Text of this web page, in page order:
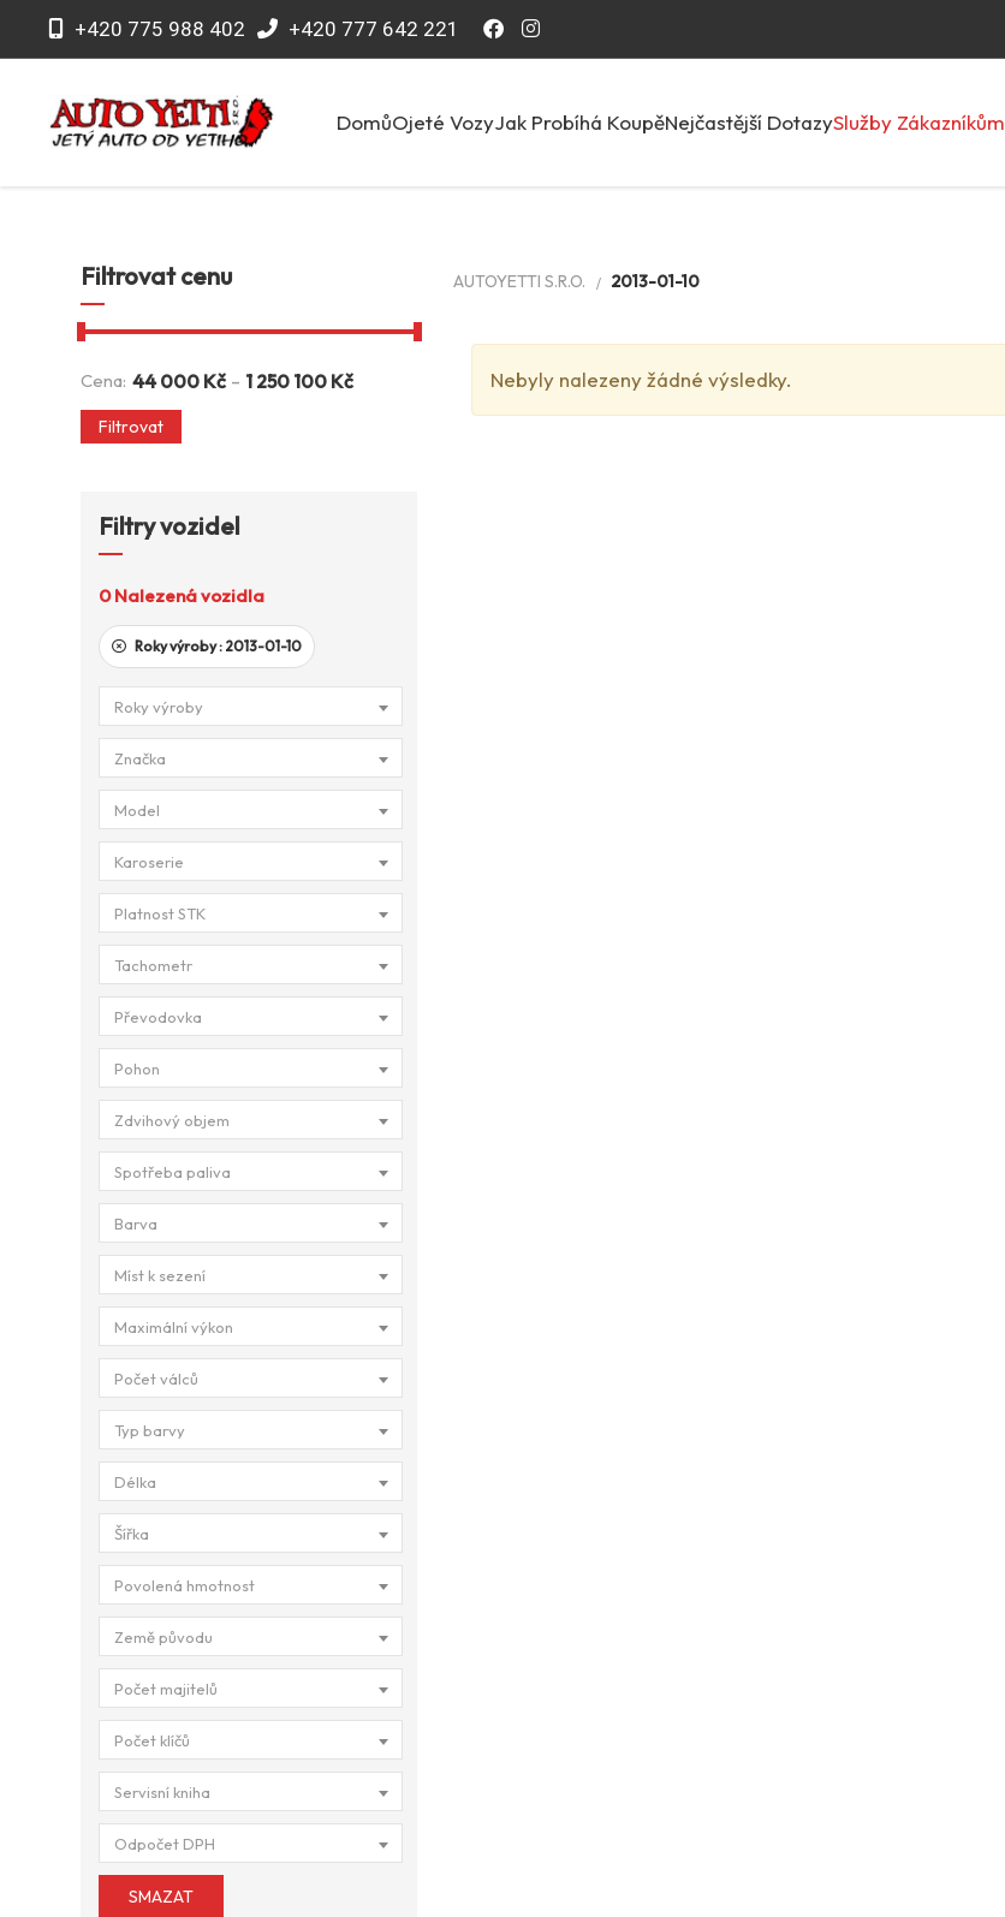
+420 775 988 402 +420 777 642 221
DomůOjeté VozyJak Probíhá KoupěNejčastější DotazySlužby Zákazníkům
Filtrovat cenu
Cena: 44 000 Kč - 1 250 100 Kč
Filtrovat
Filtry vozidel
0 Nalezená vozidla
Roky výroby : 2013-01-10
Roky výroby
Značka
Model
Karoserie
Platnost STK
Tachometr
Převodovka
Pohon
Zdvihový objem
Spotřeba paliva
Barva
Míst k sezení
Maximální výkon
Počet válců
Typ barvy
Délka
Šířka
Povolená hmotnost
Země původu
Počet majitelů
Počet klíčů
Servisní kniha
Odpočet DPH
SMAZAT
AUTOYETTI S.R.O. 2013-01-10
Nebyly nalezeny žádné výsledky.